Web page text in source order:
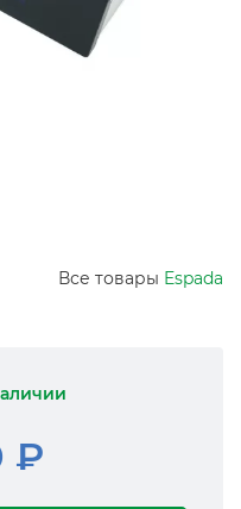
Все товары Espada
₽